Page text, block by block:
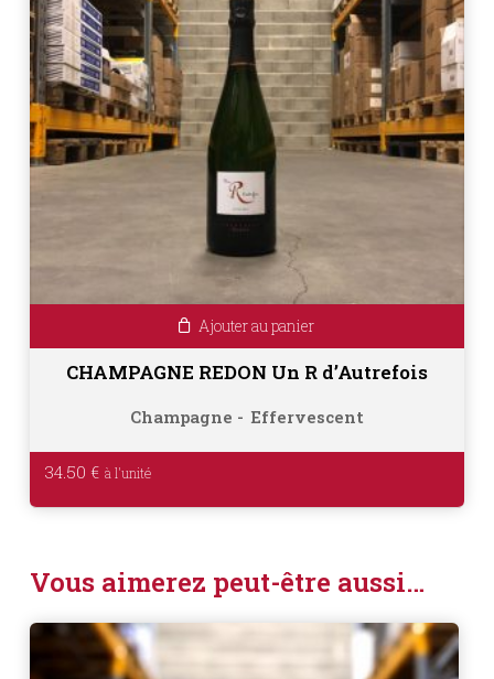
Ajouter au panier
CHAMPAGNE REDON Un R d’Autrefois
Champagne Effervescent
34.50 €
Vous aimerez peut-être aussi…